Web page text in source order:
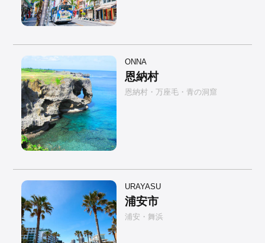
ONNA
恩納村
恩納村・万座毛・青の洞窟
URAYASU
浦安市
浦安・舞浜